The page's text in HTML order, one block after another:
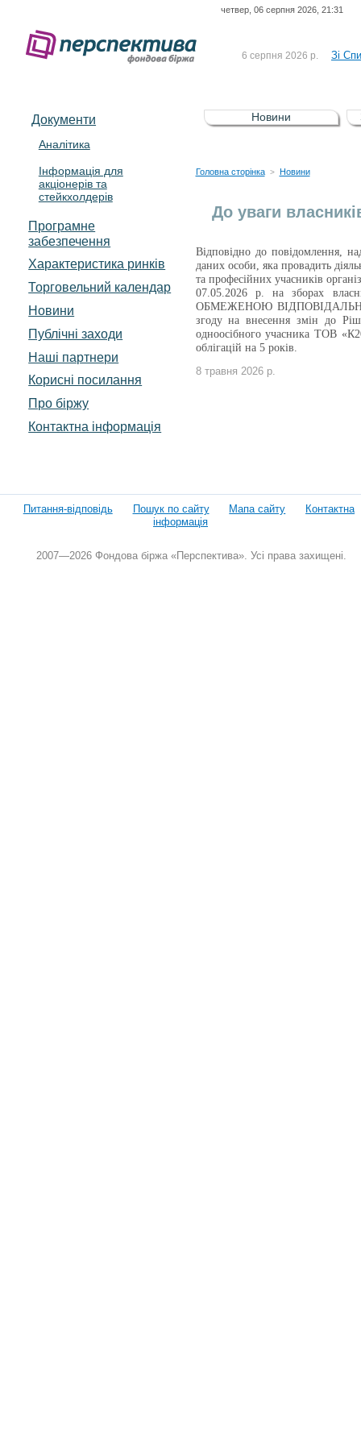
четвер, 06 серпня 2026, 21:31
6 серпня 2026 р. Зі
5 серпня 2026 р.
Зі
UA4000232607)
4 серпня 2026 р.
Документи
Аналітика
Інформація для
акціонерів та
стейкхолдерів
Програмне
забезпечення
Характеристика pинків
Торговельний календар
Новини
Публічні заходи
Наші партнери
Корисні посилання
Про біржу
Контактна інформація
Новини
Головна сторінка > Новини
До уваги
Відповідно до повідомлення,
даних особи, яка провадить
та професійних учасників
07.05.2026 р. на зборах
ОБМЕЖЕНОЮ
згоду на внесення змін до
одноосібного учасника ТОВ
облігацій на 5 років.
8 травня 2026 р.
Питання-відповідь Пошук по сайту Мапа сайту
Контактна
інформація
2007—2026 Фондова біржа «Перспектива». Усі права захищені.